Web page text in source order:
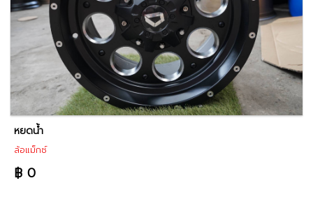
หยดน้ำ
ล้อแม็กซ์
฿ 0